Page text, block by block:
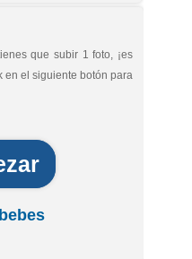
que subir 1 foto, ¡es
en el siguiente botón para